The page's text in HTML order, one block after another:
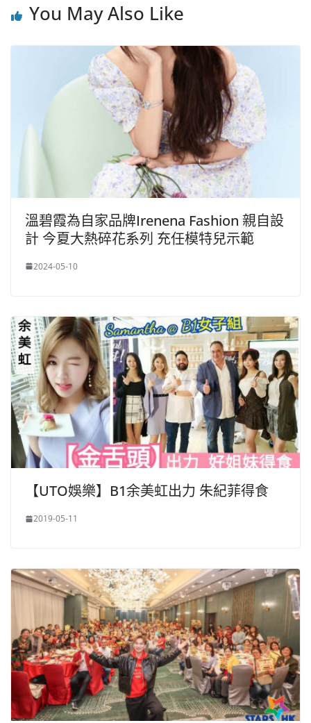
You May Also Like
溫碧霞為自家品牌Irenena Fashion 親自設
計 今夏大熱碎花系列 充任模特兒示範
2024-05-10
【UTO娛樂】B1余美虹出力 朱紀菲得食
2019-05-11